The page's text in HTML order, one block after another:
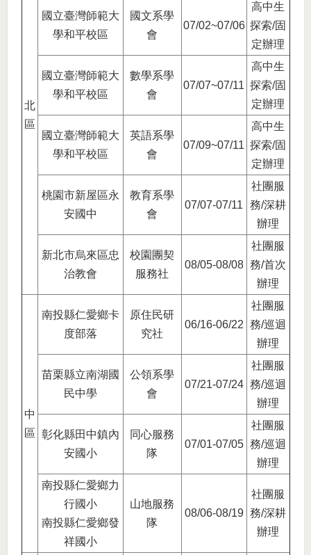
北
區
國立臺灣師範大
學和平校區
國文系學
會
07/02~07/06
高中生
探索/固
定辦理
國立臺灣師範大
學和平校區
數學系學
會
07/07~07/11
高中生
探索/固
定辦理
國立臺灣師範大
學和平校區
英語系學
會
07/09~07/11
高中生
探索/固
定辦理
桃園市新屋區永
安國中
教育系學
會
07/07-07/11
社團服
務/深耕
辦理
新北市烏來區忠
治教會
校園團契
服務社
08/05-08/08
社團服
務/首次
辦理
中
區
南投縣仁愛鄉卡
度部落
原住民研
究社
06/16-06/22
社團服
務/巡迴
辦理
苗栗縣立南湖國
民中學
公領系學
會
07/21-07/24
社團服
務/巡迴
辦理
彰化縣田中鎮內
安國小
同心服務
隊
07/01-07/05
社團服
務/巡迴
辦理
南投縣仁愛鄉力
行國小
南投縣仁愛鄉發
祥國小
山地服務
隊
08/06-08/19
社團服
務/深耕
辦理